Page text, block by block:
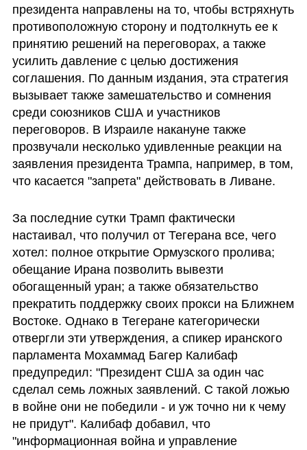
президента направлены на то, чтобы встряхнуть
противоположную сторону и подтолкнуть ее к
принятию решений на переговорах, а также
усилить давление с целью достижения
соглашения. По данным издания, эта стратегия
вызывает также замешательство и сомнения
среди союзников США и участников
переговоров. В Израиле накануне также
прозвучали несколько удивленные реакции на
заявления президента Трампа, например, в том,
что касается "запрета" действовать в Ливане.
За последние сутки Трамп фактически
настаивал, что получил от Тегерана все, чего
хотел: полное открытие Ормузского пролива;
обещание Ирана позволить вывезти
обогащенный уран; а также обязательство
прекратить поддержку своих прокси на Ближнем
Востоке. Однако в Тегеране категорически
отвергли эти утверждения, а спикер иранского
парламента Мохаммад Багер Калибаф
предупредил: "Президент США за один час
сделал семь ложных заявлений. С такой ложью
в войне они не победили - и уж точно ни к чему
не придут". Калибаф добавил, что
"информационная война и управление